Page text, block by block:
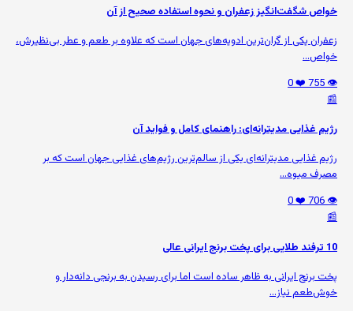
خواص شگفت‌انگیز زعفران و نحوه استفاده صحیح از آن
زعفران یکی از گران‌ترین ادویه‌های جهان است که علاوه بر طعم و عطر بی‌نظیرش،
خواص...
👁️ 755
❤️ 0
📰
رژیم غذایی مدیترانه‌ای: راهنمای کامل و فواید آن
رژیم غذایی مدیترانه‌ای یکی از سالم‌ترین رژیم‌های غذایی جهان است که بر
مصرف میوه‌...
👁️ 706
❤️ 0
📰
10 ترفند طلایی برای پخت برنج ایرانی عالی
پخت برنج ایرانی به ظاهر ساده است اما برای رسیدن به برنجی دانه‌دار و
خوش‌طعم نیاز...